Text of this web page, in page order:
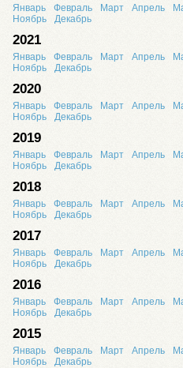
Январь Февраль Март Апрель
Ноябрь
Декабрь
2021
Январь Февраль Март Апрель
Ноябрь
Декабрь
2020
Январь Февраль Март Апрель
Ноябрь
Декабрь
2019
Январь Февраль Март Апрель
Ноябрь
Декабрь
2018
Январь Февраль Март Апрель
Ноябрь
Декабрь
2017
Январь Февраль Март Апрель
Ноябрь
Декабрь
2016
Январь Февраль Март Апрель
Ноябрь
Декабрь
2015
Январь Февраль Март Апрель
Ноябрь
Декабрь